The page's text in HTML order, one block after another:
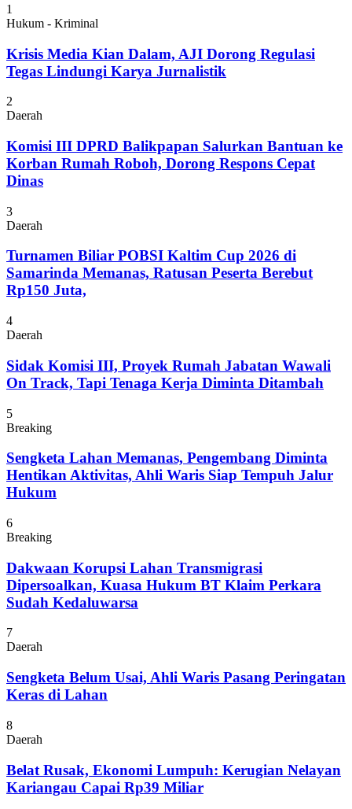
1
Hukum - Kriminal
Krisis Media Kian Dalam, AJI Dorong Regulasi
Tegas Lindungi Karya Jurnalistik
2
Daerah
Komisi III DPRD Balikpapan Salurkan Bantuan ke
Korban Rumah Roboh, Dorong Respons Cepat
Dinas
3
Daerah
Turnamen Biliar POBSI Kaltim Cup 2026 di
Samarinda Memanas, Ratusan Peserta Berebut
Rp150 Juta,
4
Daerah
Sidak Komisi III, Proyek Rumah Jabatan Wawali
On Track, Tapi Tenaga Kerja Diminta Ditambah
5
Breaking
Sengketa Lahan Memanas, Pengembang Diminta
Hentikan Aktivitas, Ahli Waris Siap Tempuh Jalur
Hukum
6
Breaking
Dakwaan Korupsi Lahan Transmigrasi
Dipersoalkan, Kuasa Hukum BT Klaim Perkara
Sudah Kedaluwarsa
7
Daerah
Sengketa Belum Usai, Ahli Waris Pasang Peringatan
Keras di Lahan
8
Daerah
Belat Rusak, Ekonomi Lumpuh: Kerugian Nelayan
Kariangau Capai Rp39 Miliar